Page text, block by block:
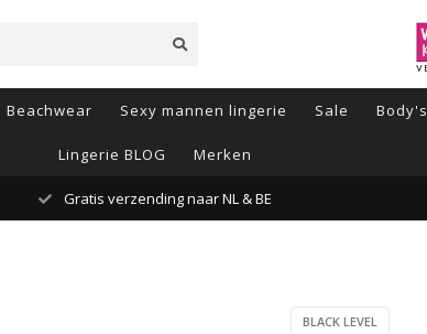
Beachwear Sexy mannen lingerie Sale Body's
Lingerie BLOG Merken
Gratis verzending naar NL & BE
BLACK LEVEL